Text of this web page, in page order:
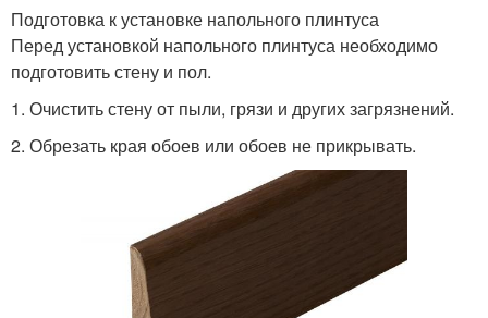
Подготовка к установке напольного плинтуса
Перед установкой напольного плинтуса необходимо
подготовить стену и пол.
1. Очистить стену от пыли, грязи и других загрязнений.
2. Обрезать края обоев или обоев не прикрывать.